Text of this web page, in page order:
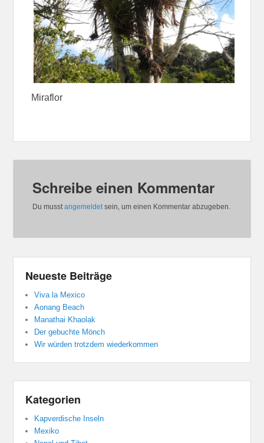
Miraflor
Schreibe einen Kommentar
Du musstangemeldetsein, um einen Kommentar abzugeben.
Neueste Beiträge
Viva la Mexico
Aonang Beach
Manathai Khaolak
Der gebuchte Mönch
Wir würden trotzdem wiederkommen
Kategorien
Kapverdische Inseln
Mexiko